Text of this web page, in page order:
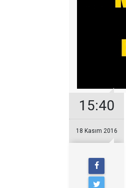
15:40
18 Kasım 2016